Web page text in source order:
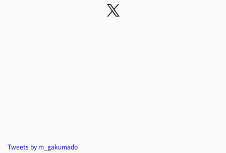
Tweets by m_gakumado